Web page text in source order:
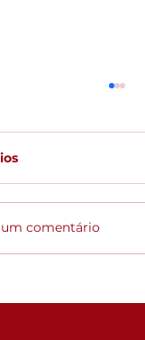
um comentário